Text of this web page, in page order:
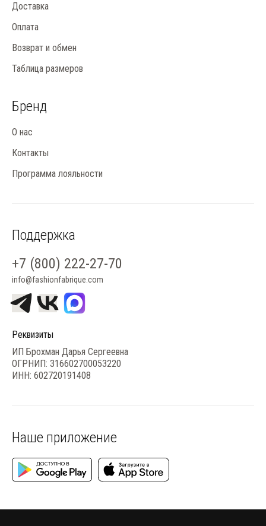
Доставка
Оплата
Возврат и обмен
Таблица размеров
Бренд
О нас
Контакты
Программа лояльности
Наше приложение
Поддержка
+7 (800) 222-27-70
info@fashionfabrique.com
Реквизиты
ИП Брохман Дарья Сергеевна
ОГРНИП: 316602700053220
ИНН: 602720191408